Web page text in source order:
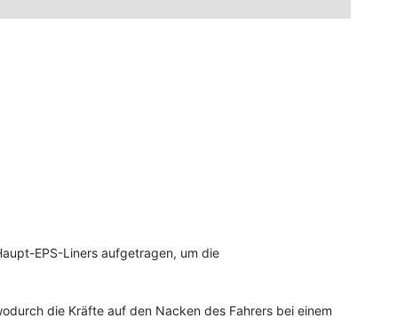
EPS-Liners aufgetragen, um die
die Kräfte auf den Nacken des Fahrers bei einem